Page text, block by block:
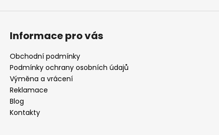
Informace pro vás
Obchodní podmínky
Podmínky ochrany osobních údajů
Výměna a vrácení
Reklamace
Blog
Kontakty